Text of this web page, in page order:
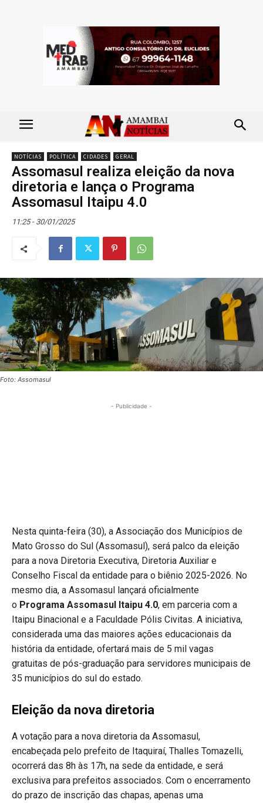
NOTÍCIAS POLÍTICA CIDADES GERAL
Assomasul realiza eleição da nova
diretoria e lança o Programa
Assomasul Itaipu 4.0
11:25 - 30/01/2025
Foto: Assomasul
- Publicidade -
Nesta quinta-feira (30), a Associação dos Municípios de
Mato Grosso do Sul (Assomasul), será palco da eleição
para a nova Diretoria Executiva, Diretoria Auxiliar e
Conselho Fiscal da entidade para o biênio 2025-2026. No
mesmo dia, a Assomasul lançará oficialmente
o Programa Assomasul Itaipu 4.0, em parceria com a
Itaipu Binacional e a Faculdade Pólis Civitas. A iniciativa,
considerada uma das maiores ações educacionais da
história da entidade, ofertará mais de 5 mil vagas
gratuitas de pós-graduação para servidores municipais de
35 municípios do sul do estado.
Eleição da nova diretoria
A votação para a nova diretoria da Assomasul,
encabeçada pelo prefeito de Itaquiraí, Thalles Tomazelli,
ocorrerá das 8h às 17h, na sede da entidade, e será
exclusiva para prefeitos associados. Com o encerramento
do prazo de inscrição das chapas, apenas uma